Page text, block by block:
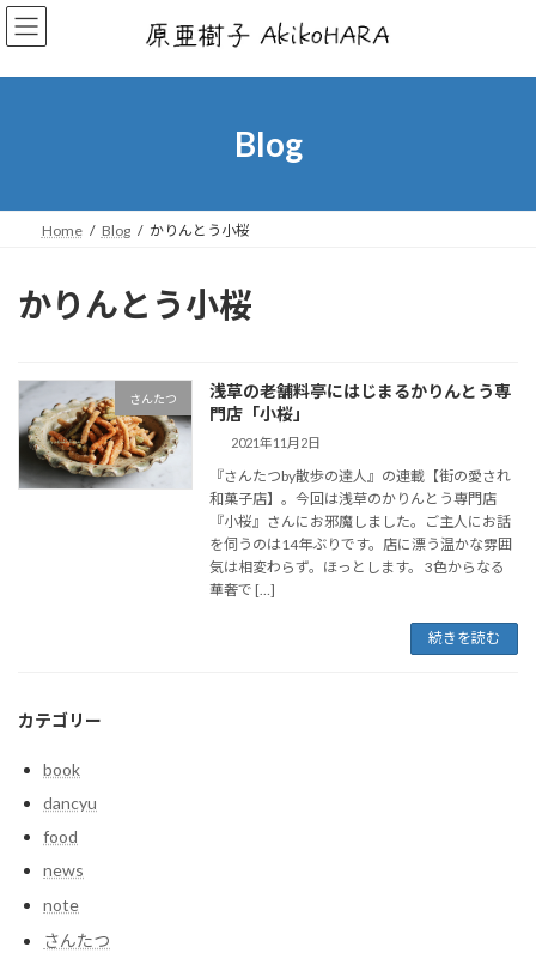
コ
ン
ン
ナ
ビ
ー
Blog
Home Blog かりんとう小桜
かりんとう小桜
さんたつ
浅草の老舗料亭にはじまるかりんとう専
門店「小桜」
2021年11月2日
『さんたつby散歩の達人』の連載【街の愛され
和菓子店】。今回は浅草のかりんとう専門店
『小桜』さんにお邪魔しました。ご主人にお話
を伺うのは14年ぶりです。店に漂う温かな雰囲
気は相変わらず。ほっとします。 3色からなる
華奢で […]
続きを読む
カテゴリー
book
dancyu
food
news
note
さんたつ